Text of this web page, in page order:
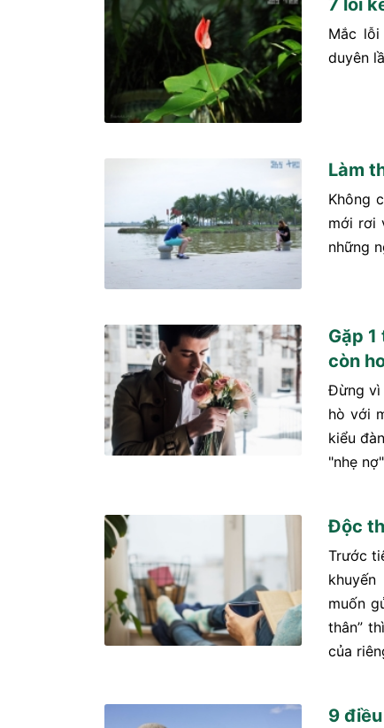
Mắc
duyên
Làm
Không
mới rơi
những
Gặp
còn
Đừng vì
hò với
kiểu
"nhẹ
Độc
Trước
muốn
thân”
của
9